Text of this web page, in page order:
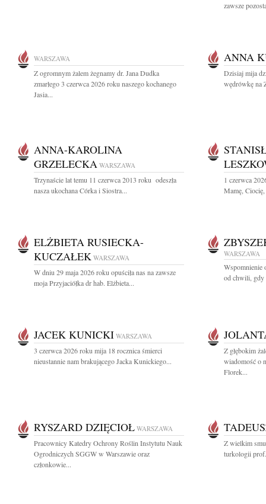
zawsze
WARSZAWA
Z ogromnym żalem żegnamy dr. Jana Dudka
zmarłego 3 czerwca 2026 roku naszego kochanego
Jasia...
ANNA
Dzisiaj mija
wędrówkę na
ANNA-KAROLINA
GRZELECKA WARSZAWA
Trzynaście lat temu 11 czerwca 2013 roku odeszła
nasza ukochana Córka i Siostra...
1 czerwca
Mamę,
ELŻBIETA RUSIECKA-
KUCZAŁEK WARSZAWA
W dniu 29 maja 2026 roku opuściła nas na zawsze
moja Przyjaciółka dr hab. Elżbieta...
WARSZAWA
Wspomnienie
od chwili, gdy
JACEK KUNICKI WARSZAWA
3 czerwca 2026 roku mija 18 rocznica śmierci
nieustannie nam brakującego Jacka Kunickiego...
Z głębokim
wiadomość o
Florek...
RYSZARD DZIĘCIOŁ WARSZAWA
Pracownicy Katedry Ochrony Roślin Instytutu Nauk
Ogrodniczych SGGW w Warszawie oraz
członkowie...
Z wielkim
turkologii